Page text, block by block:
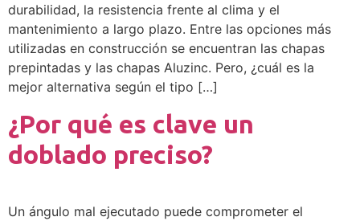
durabilidad, la resistencia frente al clima y el
mantenimiento a largo plazo. Entre las opciones más
utilizadas en construcción se encuentran las chapas
prepintadas y las chapas Aluzinc. Pero, ¿cuál es la
mejor alternativa según el tipo […]
¿Por qué es clave un
doblado preciso?
Un ángulo mal ejecutado puede comprometer el